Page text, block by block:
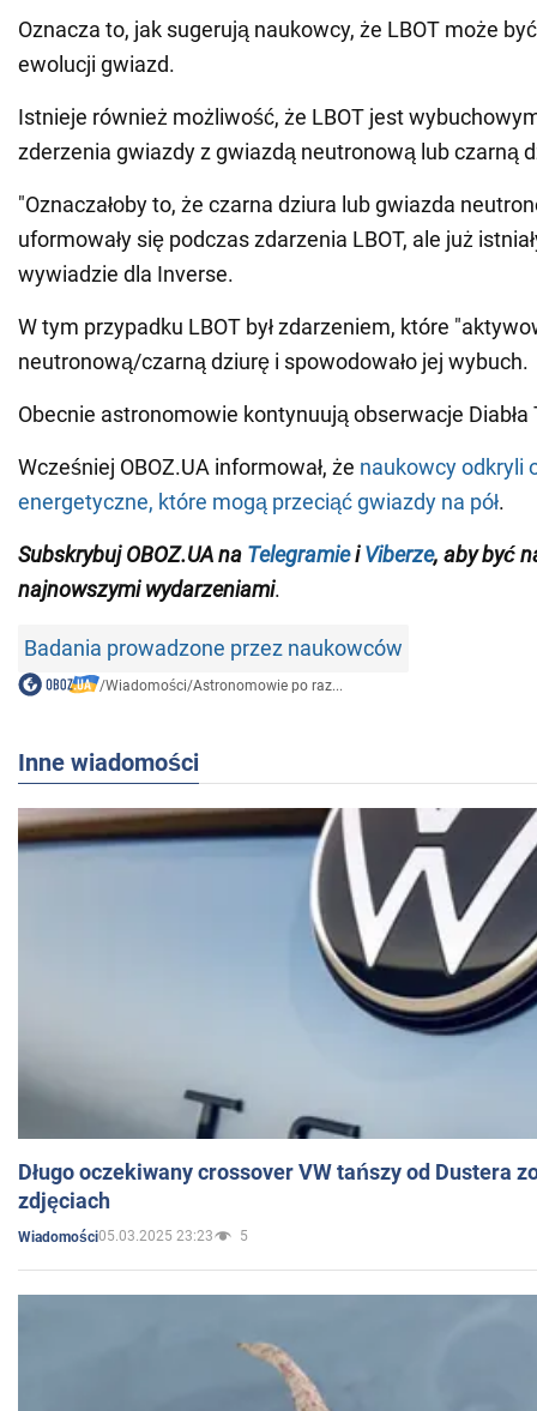
Oznacza to, jak sugerują naukowcy, że LBOT może
ewolucji gwiazd.
Istnieje również możliwość, że LBOT jest
zderzenia gwiazdy z gwiazdą neutronową lub czarną
"Oznaczałoby to, że czarna dziura lub gwiazda
uformowały się podczas zdarzenia LBOT, ale już
wywiadzie dla Inverse.
W tym przypadku LBOT był zdarzeniem, które
neutronową/czarną dziurę i spowodowało jej wybuch.
Obecnie astronomowie kontynuują obserwacje
Wcześniej OBOZ.UA informował, że naukowcy odkryli
energetyczne, które mogą przeciąć gwiazdy na pół.
Subskrybuj OBOZ.UA na TelegramieiViberze, aby być
najnowszymi wydarzeniami.
Badania prowadzone przez naukowców
/Wiadomości/Astronomowie po raz...
Inne wiadomości
Długo oczekiwany crossover VW tańszy od Dustera
zdjęciach
Wiadomości05.03.2025 23:23 5